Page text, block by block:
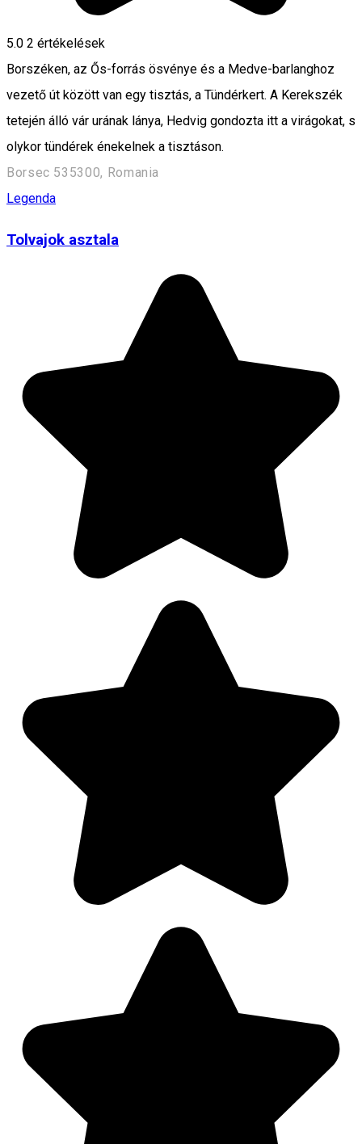
5.0 2 értékelések
Borszéken, az Ős-forrás ösvénye és a Medve-barlanghoz
vezető út között van egy tisztás, a Tündérkert. A Kerekszék
tetején álló vár urának lánya, Hedvig gondozta itt a virágokat, s
olykor tündérek énekelnek a tisztáson.
Borsec 535300, Romania
Legenda
Tolvajok asztala